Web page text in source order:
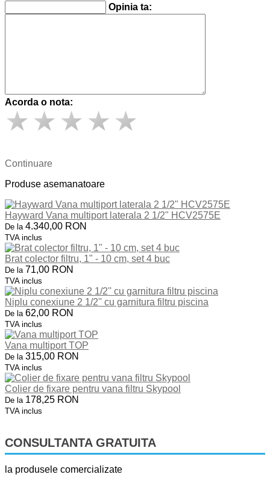
Opinia ta:
Acorda o nota:
Continuare
Produse asemanatoare
Hayward Vana multiport laterala 2 1/2" HCV2575E
De la 4.340,00 RON
TVA inclus
Brat colector filtru, 1" - 10 cm, set 4 buc
De la 71,00 RON
TVA inclus
Niplu conexiune 2 1/2'' cu garnitura filtru piscina
De la 62,00 RON
TVA inclus
Vana multiport TOP
De la 315,00 RON
TVA inclus
Colier de fixare pentru vana filtru Skypool
De la 178,25 RON
TVA inclus
CONSULTANTA GRATUITA
la produsele comercializate